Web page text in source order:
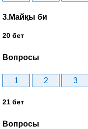
3.Майқы би
20 бет
Вопросы
1 2 3
21 бет
Вопросы